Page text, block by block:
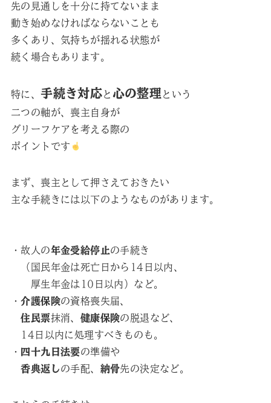
先の見通しを十分に持てないまま
動き始めなければならないことも
多くあり、気持ちが揺れる状態が
続く場合もあります。
特に、手続き対応と 心の整理 という
二つの軸が、喪主自身が
グリーフケアを考える際の
ポイントです
まず、喪主として押さえておきたい
主な手続きには以下のようなものがあります。
・故人の年金受給停止の手続き
（国民年金は死亡日から14日以内、
厚生年金は10日以内）など。
・介護保険の資格喪失届、
住民票抹消、 健康保険の脱退など、
14日以内に処理すべきものも。
・ 四十九日法要の準備や
香典返しの手配、 納骨先の決定など。